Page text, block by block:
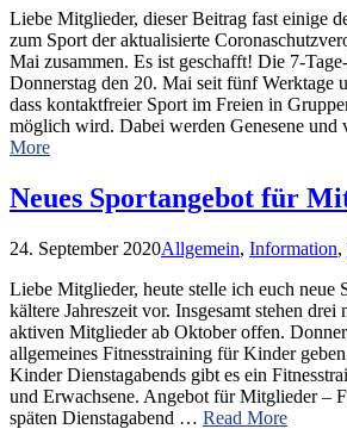
Liebe Mitglieder, dieser Beitrag fast einige
zum Sport der aktualisierte
Mai zusammen. Es ist geschafft! Die 7-
Donnerstag den 20. Mai seit fünf Werktage
dass kontaktfreier Sport im Freien in
möglich wird. Dabei werden Genesene
More
Neues Sportangebot für
24. September 2020Allgemein, Information,
Liebe Mitglieder, heute stelle ich euch neue
kältere Jahreszeit vor. Insgesamt stehen drei
aktiven Mitglieder ab Oktober offen.
allgemeines Fitnesstraining für Kinder
Kinder Dienstagabends gibt es ein
und Erwachsene. Angebot für Mitglieder –
späten Dienstagabend … Read More